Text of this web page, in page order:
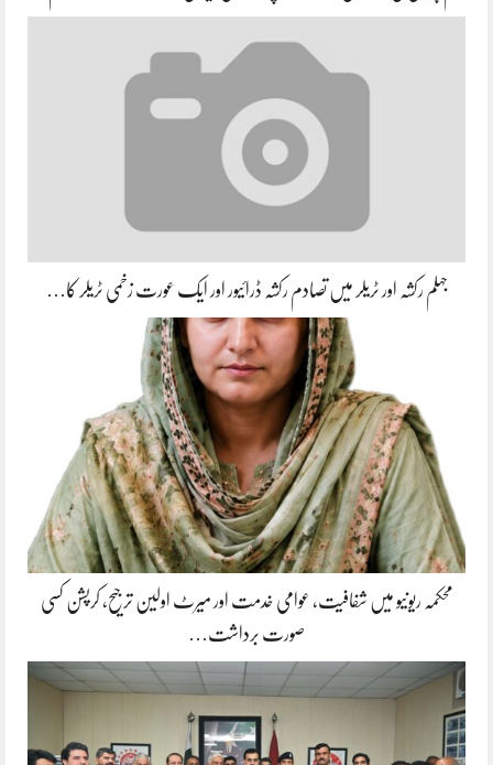
جہلم رکشہ اور ٹریلر میں تصادم رکشہ ڈرائیور اور ایک عورت زخمی ٹریلر کا…
محکمہ ریونیو میں شفافیت، عوامی خدمت اور میرٹ اولین ترجیح، کرپشن کسی
صورت برداشت…